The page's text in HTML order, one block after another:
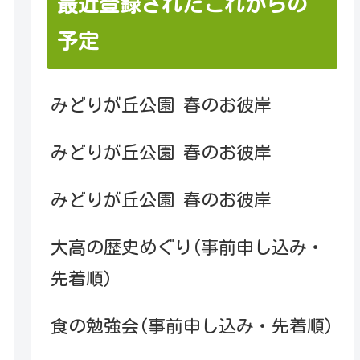
最近登録されたこれからの
予定
みどりが丘公園 春のお彼岸
みどりが丘公園 春のお彼岸
みどりが丘公園 春のお彼岸
大高の歴史めぐり(事前申し込み・
先着順)
食の勉強会(事前申し込み・先着順)